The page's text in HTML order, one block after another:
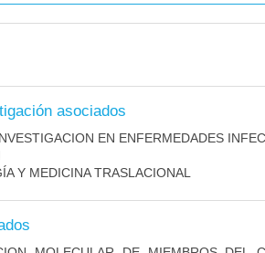
asociados
EN ENFERMEDADES
Y MEDICINA TRASLACIONAL